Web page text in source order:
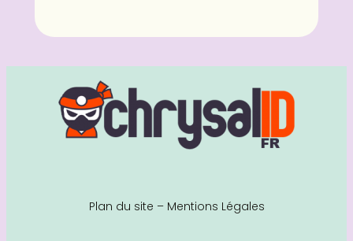
Plan du site – Mentions Légales